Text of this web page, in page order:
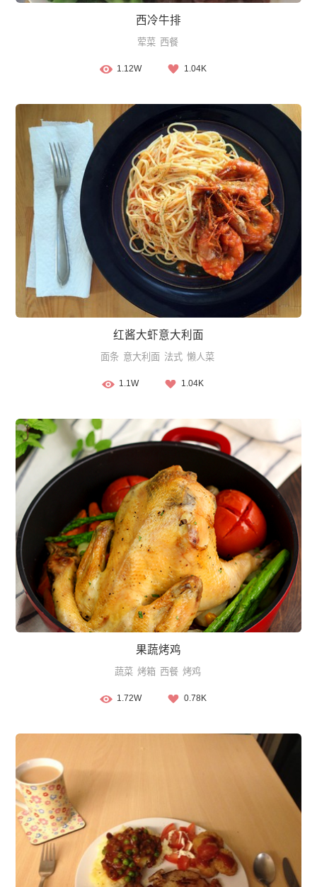
西冷牛排
荤菜 西餐
1.12W 1.04K
红酱大虾意大利面
面条 意大利面 法式 懒人菜
1.1W 1.04K
果蔬烤鸡
蔬菜 烤箱 西餐 烤鸡
1.72W 0.78K